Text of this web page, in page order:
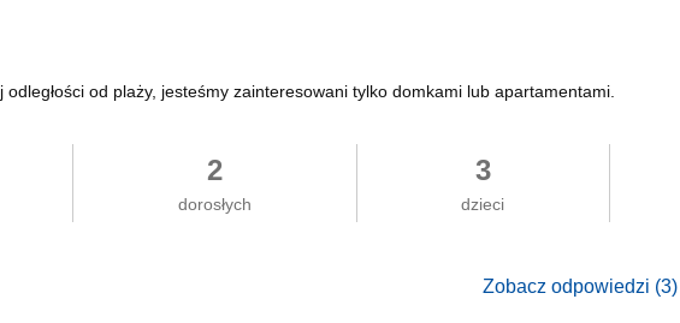
od plaży, jesteśmy zainteresowani tylko domkami lub apartamentami.
2
dorosłych
3
dzieci
Zobacz odpowiedzi (3)